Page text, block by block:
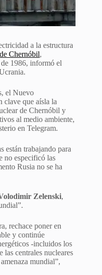
a la estructura
Chernóbil,
1986, informó el
el Nuevo
clave que aísla la
de Chernóbil y
al medio ambiente,
en Telegram.
están trabajando para
no especificó las
Rusia no se ha
Zelenski,
rechace poner en
y continúe
-incluidos los
las centrales nucleares
mundial”,